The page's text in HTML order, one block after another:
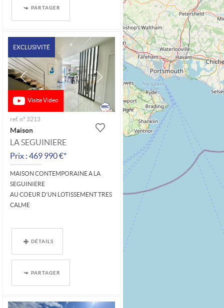
PARTAGER
Visite Video
EXCLUSIVITÉ
ref. n° 3213
Maison
LA SEGUINIERE
Prix : 469 990 €*
MAISON CONTEMPORAINE A LA
SEGUINIERE
AU COEUR D'UN LOTISSEMENT TRES
CALME
DÉTAILS
PARTAGER